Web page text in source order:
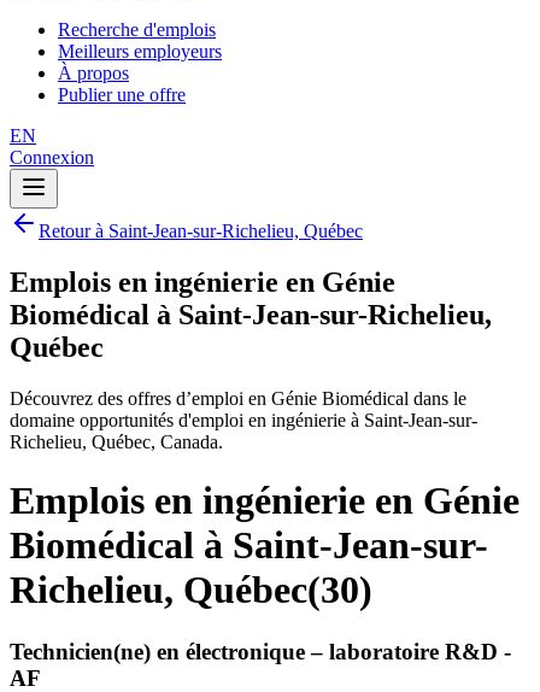
Recherche d'emplois
Meilleurs employeurs
À propos
Publier une offre
EN
Connexion
Retour à Saint-Jean-sur-Richelieu, Québec
Emplois en ingénierie en Génie
Biomédical à Saint-Jean-sur-Richelieu,
Québec
Découvrez des offres d’emploi en Génie Biomédical dans le
domaine opportunités d'emploi en ingénierie à Saint-Jean-sur-
Richelieu, Québec, Canada.
Emplois en ingénierie en Génie
Biomédical à Saint-Jean-sur-
Richelieu, Québec(30)
Technicien(ne) en électronique – laboratoire R&D -
AF